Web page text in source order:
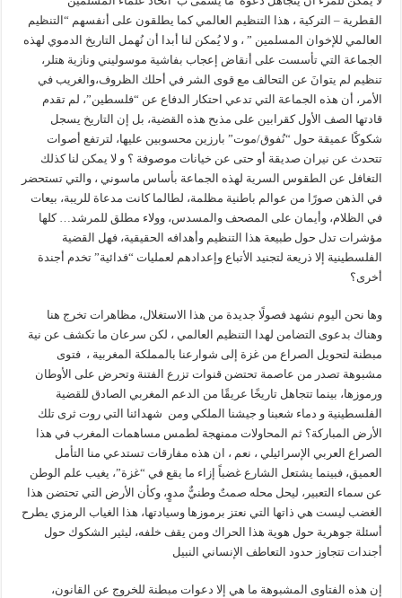
القطرية – التركية ، هذا التنظيم العالمي كما يطلقون على أنفسهم “التنظيم
العالمي للإخوان المسلمين ” ، و لا يُمكن لنا أبدا أن نُهمل التاريخ الدموي لهذه
الجماعة التي تأسست على أنقاض إعجاب بفاشية موسوليني ونازية هتلر،
تنظيم لم يتوانَ عن التحالف مع قوى الشر في أحلك الظروف،والغريب في
الأمر، أن هذه الجماعة التي تدعي احتكار الدفاع عن “فلسطين”، لم تقدم
قادتها الصف الأول كقرابين على مذبح هذه القضية، بل إن التاريخ يسجل
شكوكًا عميقة حول “نُفوق/موت” بارزين محسوبين عليها، لترتفع أصوات
تتحدث عن نيران صديقة أو حتى عن خيانات موصوفة ؟ و لا يمكن لنا كذلك
التغافل عن الطقوس السرية لهذه الجماعة بأساس ماسوني ، والتي تستحضر
في الذهن صورًا من عوالم باطنية مظلمة، لطالما كانت مدعاة للريبة، بيعات
في الظلام، وأيمان على المصحف والمسدس، وولاء مطلق للمرشد… كلها
مؤشرات تدل حول طبيعة هذا التنظيم وأهدافه الحقيقية، فهل القضية
الفلسطينية إلا ذريعة لتجنيد الأتباع وإعدادهم لعمليات “فدائية” تخدم أجندة
أخرى؟
وها نحن اليوم نشهد فصولًا جديدة من هذا الاستغلال، مظاهرات تخرج هنا
وهناك بدعوى التضامن لهدا التنظيم العالمي ، لكن سرعان ما تكشف عن نية
مبطنة لتحويل الصراع من غزة إلى شوارعنا بالمملكة المغربية ، فتوى
مشبوهة تصدر من عاصمة تحتضن قنوات تزرع الفتنة وتحرض على الأوطان
ورموزها، بينما تتجاهل تاريخًا عريقًا من الدعم المغربي الصادق للقضية
الفلسطينية و دماء شعبنا و جيشنا الملكي ومن شهدائنا التي روت ثرى تلك
الأرض المباركة؟ ثم المحاولات ممنهجة لطمس مساهمات المغرب في هذا
الصراع العربي الإسرائيلي ، نعم ، ان هذه مفارقات تستدعي منا التأمل
العميق، فبينما يشتعل الشارع غضباً إزاء ما يقع في “غزة”، يغيب علم الوطن
عن سماء التعبير، ليحل محله صمتٌ وطنيٌّ مدوٍ، وكأن الأرض التي تحتضن هذا
الغضب ليست هي ذاتها التي نعتز برموزها وسيادتها، هذا الغياب الرمزي يطرح
أسئلة جوهرية حول هوية هذا الحراك ومن يقف خلفه، ليثير الشكوك حول
أجندات تتجاوز حدود التعاطف الإنساني النبيل
إن هذه الفتاوى المشبوهة ما هي إلا دعوات مبطنة للخروج عن القانون،